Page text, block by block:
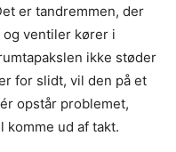
er tandremmen, der
ventiler kører i
ikke støder
for slidt, vil den på et
opstår problemet,
ud af takt.